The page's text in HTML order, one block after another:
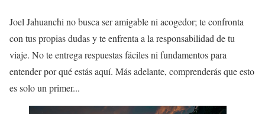
Joel Jahuanchi no busca ser amigable ni acogedor; te confronta
con tus propias dudas y te enfrenta a la responsabilidad de tu
viaje. No te entrega respuestas fáciles ni fundamentos para
entender por qué estás aquí. Más adelante, comprenderás que esto
es solo un primer...